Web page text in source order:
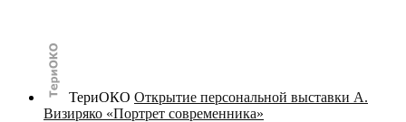
ТериОКО Открытие персональной выставки А.
Визиряко «Портрет современника»